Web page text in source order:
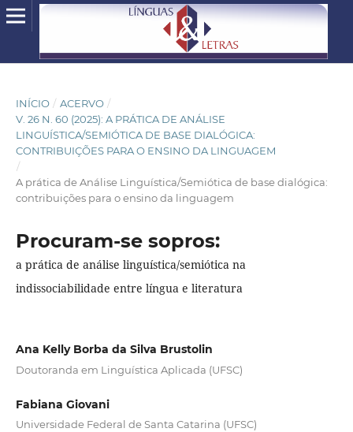
INÍCIO / ACERVO /
V. 26 N. 60 (2025): A PRÁTICA DE ANÁLISE
LINGUÍSTICA/SEMIÓTICA DE BASE DIALÓGICA:
CONTRIBUIÇÕES PARA O ENSINO DA LINGUAGEM
/
A prática de Análise Linguística/Semiótica de base dialógica:
contribuições para o ensino da linguagem
Procuram-se sopros:
a prática de análise linguística/semiótica na
indissociabilidade entre língua e literatura
Ana Kelly Borba da Silva Brustolin
Doutoranda em Linguística Aplicada (UFSC)
Fabiana Giovani
Universidade Federal de Santa Catarina (UFSC)